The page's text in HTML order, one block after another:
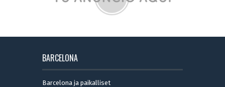
BARCELONA
Barcelona ja paikalliset